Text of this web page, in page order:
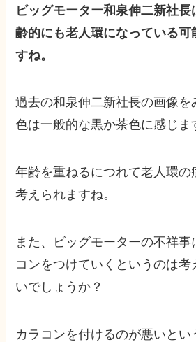
ビッグモーター和泉伸二新社
齢的にも老人環になっている可
すね。
過去の和泉伸二新社長の画像を
色は一般的な黒か茶色に感じま
年齢を重ねるにつれて老人環の
考えられますね。
また、ビッグモーターの不祥事
コンをつけていくというのは考
いでしょうか？
カラコンを付けるのが悪いと